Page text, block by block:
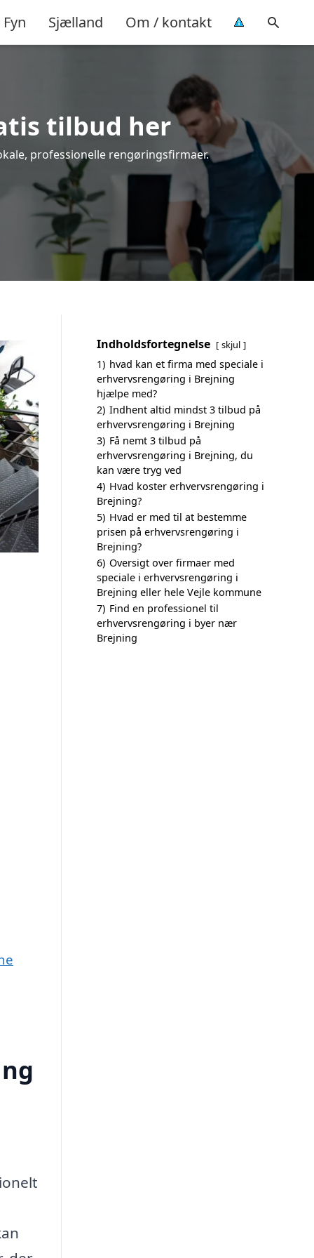
Fyn Sjælland Om / kontakt
tilbud her
professionelle rengøringsfirmaer.
Indholdsfortegnelse skjul
1) hvad kan et firma med speciale i
erhvervsrengøring i Brejning
hjælpe med?
2) Indhent altid mindst 3 tilbud på
erhvervsrengøring i Brejning
3) Få nemt 3 tilbud på
erhvervsrengøring i Brejning, du
kan være tryg ved
4) Hvad koster erhvervsrengøring i
Brejning?
5) Hvad er med til at bestemme
prisen på erhvervsrengøring i
Brejning?
6) Oversigt over firmaer med
speciale i erhvervsrengøring i
Brejning eller hele Vejle kommune
7) Find en professionel til
erhvervsrengøring i byer nær
Brejning